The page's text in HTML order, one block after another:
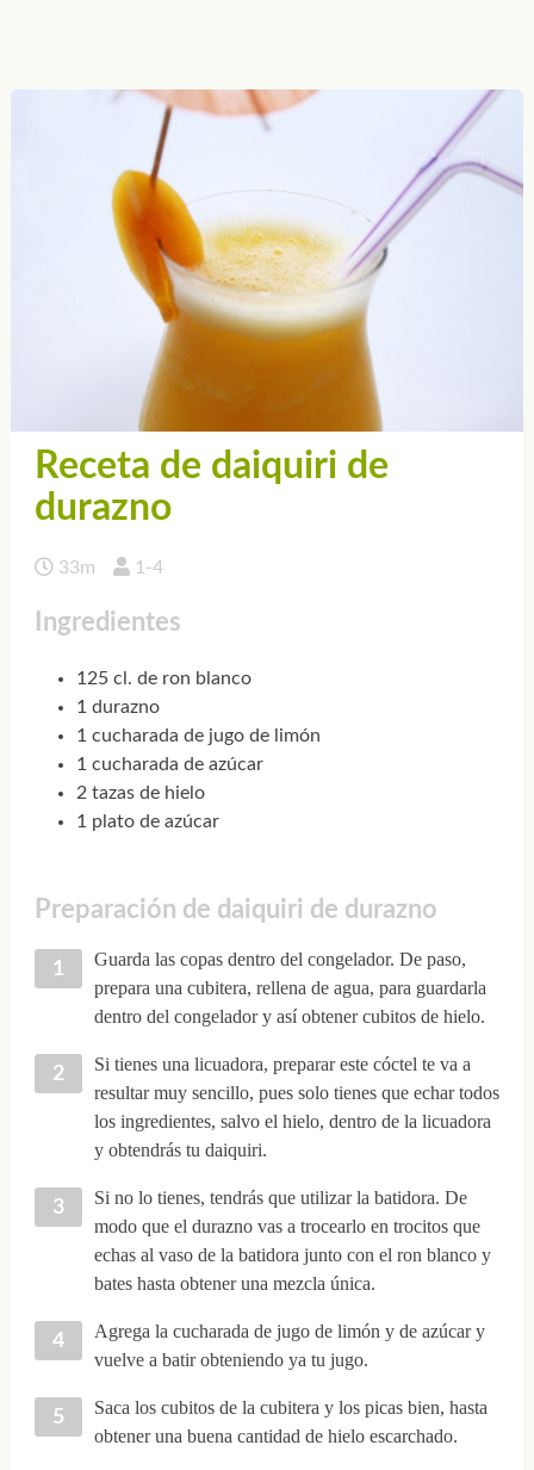
Receta de daiquiri de
durazno
33m 1-4
Ingredientes
125 cl. de ron blanco
1 durazno
1 cucharada de jugo de limón
1 cucharada de azúcar
2 tazas de hielo
1 plato de azúcar
Preparación de daiquiri de durazno
Guarda las copas dentro del congelador. De paso,
prepara una cubitera, rellena de agua, para guardarla
dentro del congelador y así obtener cubitos de hielo.
Si tienes una licuadora, preparar este cóctel te va a
resultar muy sencillo, pues solo tienes que echar todos
los ingredientes, salvo el hielo, dentro de la licuadora
y obtendrás tu daiquiri.
Si no lo tienes, tendrás que utilizar la batidora. De
modo que el durazno vas a trocearlo en trocitos que
echas al vaso de la batidora junto con el ron blanco y
bates hasta obtener una mezcla única.
Agrega la cucharada de jugo de limón y de azúcar y
vuelve a batir obteniendo ya tu jugo.
Saca los cubitos de la cubitera y los picas bien, hasta
obtener una buena cantidad de hielo escarchado.